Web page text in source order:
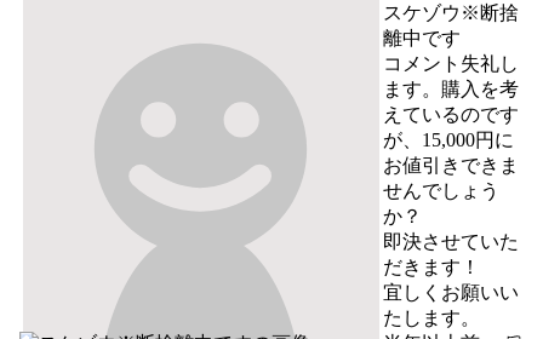
スケゾウ※断捨
離中です
コメント失礼し
ます。購入を考
えているのです
が、15,000円に
お値引きできま
せんでしょう
か？
即決させていた
だきます！
宜しくお願いい
たします。